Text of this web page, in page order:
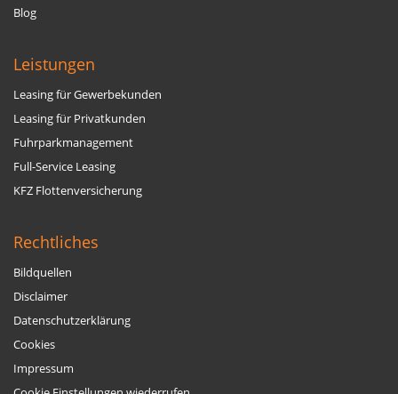
Blog
Leistungen
Leasing für Gewerbekunden
Leasing für Privatkunden
Fuhrparkmanagement
Full-Service Leasing
KFZ Flottenversicherung
Rechtliches
Bildquellen
Disclaimer
Datenschutzerklärung
Cookies
Impressum